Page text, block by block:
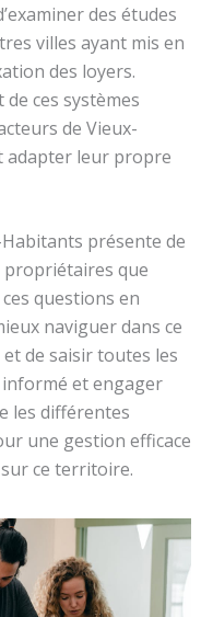
des études
villes ayant mis en
des loyers.
ces systèmes
de Vieux-
adapter leur propre
présente de
que
questions en
naviguer dans ce
de saisir toutes les
et engager
les différentes
une gestion efficace
ce territoire.